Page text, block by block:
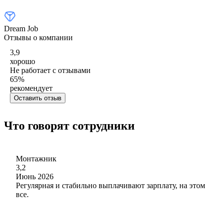
Dream Job
Отзывы о компании
3,9
хорошо
Не работает с отзывами
65%
рекомендует
Оставить отзыв
Что говорят сотрудники
Монтажник
3,2
Июнь 2026
Регулярная и стабильно выплачивают зарплату, на этом
все.